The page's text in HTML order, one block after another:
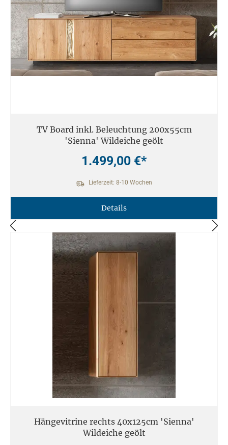
TV Board inkl. Beleuchtung 200x55cm
'Sienna' Wildeiche geölt
1.499,00 €*
Lieferzeit: 8-10 Wochen
Details
Hängevitrine rechts 40x125cm 'Sienna'
Wildeiche geölt